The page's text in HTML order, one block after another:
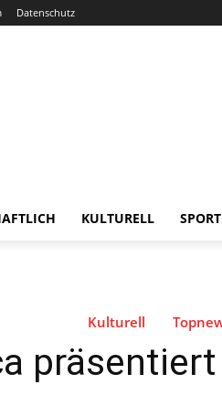
Datenschutz
KULTURELL
Kulturell